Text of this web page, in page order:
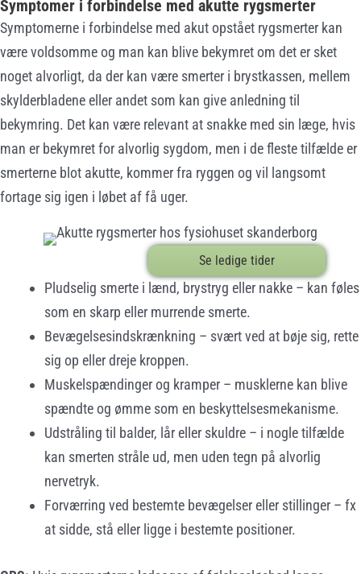
Symptomer i forbindelse med akutte rygsmerter
Symptomerne i forbindelse med akut opstået rygsmerter kan
være voldsomme og man kan blive bekymret om det er sket
noget alvorligt, da der kan være smerter i brystkassen, mellem
skylderbladene eller andet som kan give anledning til
bekymring. Det kan være relevant at snakke med sin læge, hvis
man er bekymret for alvorlig sygdom, men i de fleste tilfælde er
smerterne blot akutte, kommer fra ryggen og vil langsomt
fortage sig igen i løbet af få uger.
Se ledige tider
Pludselig smerte i lænd, brystryg eller nakke – kan føles
som en skarp eller murrende smerte.
Bevægelsesindskrænkning – svært ved at bøje sig, rette
sig op eller dreje kroppen.
Muskelspændinger og kramper – musklerne kan blive
spændte og ømme som en beskyttelsesmekanisme.
Udstråling til balder, lår eller skuldre – i nogle tilfælde
kan smerten stråle ud, men uden tegn på alvorlig
nervetryk.
Forværring ved bestemte bevægelser eller stillinger – fx
at sidde, stå eller ligge i bestemte positioner.